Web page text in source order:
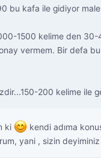
bu kafa ile gidiyor
1500 kelime den
vermem. Bir defa
200 kelime ile
ki
kendi adıma
yani , sizin